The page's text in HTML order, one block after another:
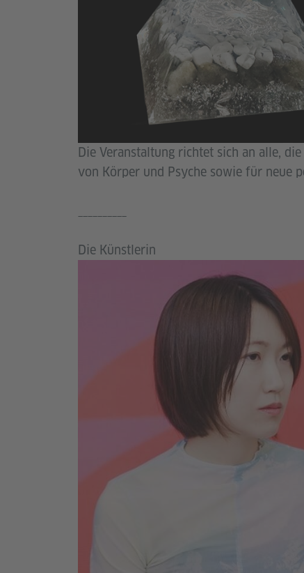
Die Veranstaltung richtet sich an alle,
von Körper und Psyche sowie für neue
Die Künstlerin